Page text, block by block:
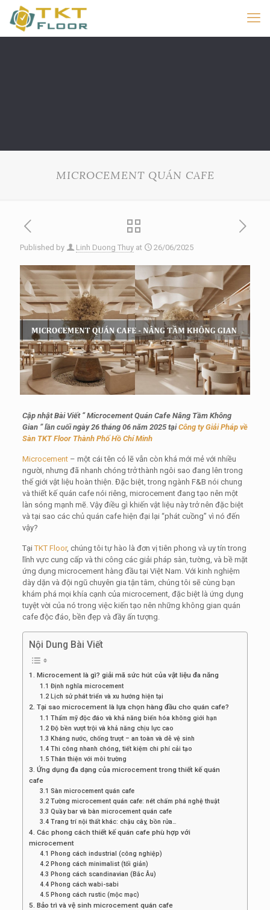
MICROCEMENT QUÁN CAFE
Published by Linh Duong Thuy at 26/06/2025
Cập nhật Bài Viết “ Microcement Quán CafeNâng Tầm Không
Gian ” lần cuối ngày 26 tháng 06 năm 2025 tạiCông ty Giải Pháp về
Sàn TKT Floor Thành Phố Hồ Chí Minh
Microcement– một cái tên có lẽ vẫn còn khá mới mẻ với nhiều
người, nhưng đã nhanh chóng trở thành ngôi sao đang lên trong
thế giới vật liệu hoàn thiện. Đặc biệt, trong ngành F&B nói chung
và thiết kế quán cafe nói riêng, microcement đang tạo nên một
làn sóng mạnh mẽ. Vậy điều gì khiến vật liệu này trở nên đặc biệt
và tại sao các chủ quán cafe hiện đại lại “phát cuồng” vì nó đến
vậy?
TạiTKT Floor, chúng tôi tự hào là đơn vị tiên phong và uy tín trong
lĩnh vực cung cấp và thi công các giải pháp sàn, tường, và bề mặt
ứng dụng microcement hàng đầu tại Việt Nam. Với kinh nghiệm
dày dặn và đội ngũ chuyên gia tận tâm, chúng tôi sẽ cùng bạn
khám phá mọi khía cạnh của microcement, đặc biệt là ứng dụng
tuyệt vời của nó trong việc kiến tạo nên những không gian quán
cafe độc đáo, bền đẹp và đầy ấn tượng.
Nội Dung Bài Viết
1. Microcement là gì? giải mã sức hút của vật liệu đa năng
1.1 Định nghĩa microcement
1.2 Lịch sử phát triển và xu hướng hiện tại
2. Tại sao microcement là lựa chọn hàng đầu cho quán cafe?
1.1 Thẩm mỹ độc đáo và khả năng biến hóa không giới hạn
1.2 Độ bền vượt trội và khả năng chịu lực cao
1.3 Kháng nước, chống trượt – an toàn và dễ vệ sinh
1.4 Thi công nhanh chóng, tiết kiệm chi phí cải tạo
1.5 Thân thiện với môi trường
3. Ứng dụng đa dạng của microcement trong thiết kế quán
cafe
3.1 Sàn microcement quán cafe
3.2 Tường microcement quán cafe: nét chấm phá nghệ thuật
3.3 Quầy bar và bàn microcement quán cafe
3.4 Trang trí nội thất khác: chậu cây, bồn rửa…
4. Các phong cách thiết kế quán cafe phù hợp với
microcement
4.1 Phong cách industrial (công nghiệp)
4.2 Phong cách minimalist (tối giản)
4.3 Phong cách scandinavian (Bắc Âu)
4.4 Phong cách wabi-sabi
4.5 Phong cách rustic (mộc mạc)
5. Bảo trì và vệ sinh microcement quán cafe